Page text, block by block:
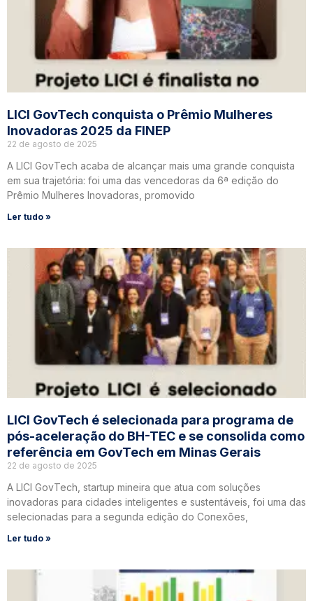
LICI GovTech conquista o Prêmio Mulheres
Inovadoras 2025 da FINEP
22 de agosto de 2025
A LICI GovTech acaba de alcançar mais uma grande conquista
em sua trajetória: foi uma das vencedoras da 6ª edição do
Prêmio Mulheres Inovadoras, promovido
Ler tudo »
LICI GovTech é selecionada para programa de
pós-aceleração do BH-TEC e se consolida como
referência em GovTech em Minas Gerais
22 de agosto de 2025
A LICI GovTech, startup mineira que atua com soluções
inovadoras para cidades inteligentes e sustentáveis, foi uma das
selecionadas para a segunda edição do Conexões,
Ler tudo »